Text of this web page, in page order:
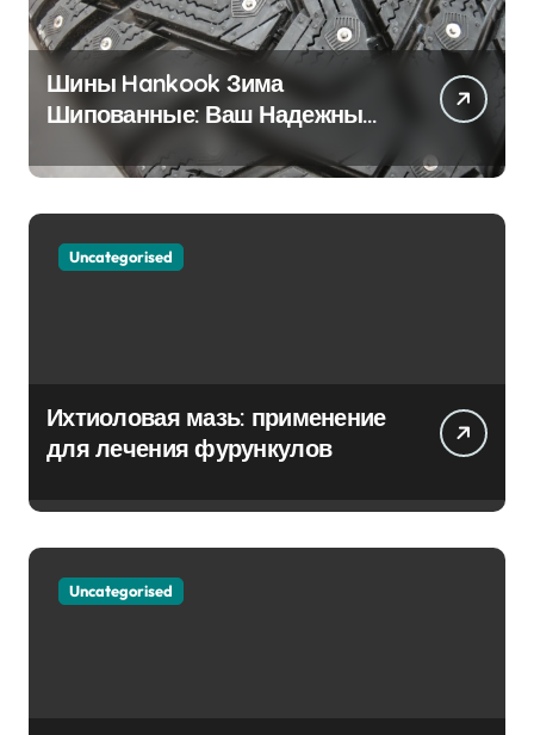
Шины Hankook Зима
Шипованные: Ваш Надежный
Партнёр на Снежных Дорогах
Uncategorised
Ихтиоловая мазь: применение
для лечения фурункулов
Uncategorised